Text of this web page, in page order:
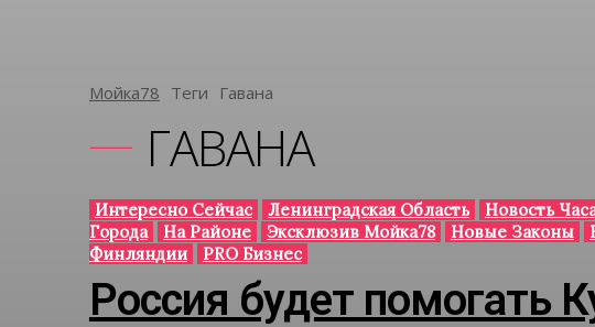
Мойка78 Теги Гавана
ГАВАНА
Интересно Сейчас Ленинградская Область Новость
Города
На Районе Эксклюзив Мойка78 Новые Законы
Финляндии
PRO Бизнес
Россия будет помогать